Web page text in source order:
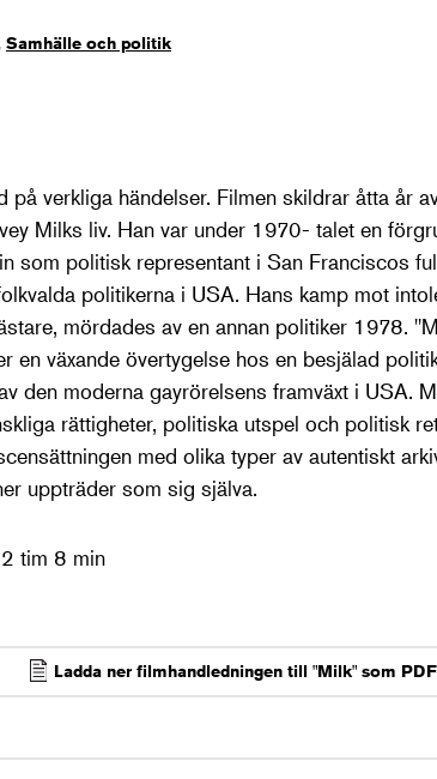
Samhälle och politik
verkliga händelser. Filmen skildrar åtta år
Milks liv. Han var under 1970- talet en
som politisk representant i San Franciscos
politikerna i USA. Hans kamp mot
mördades av en annan politiker 1978.
en växande övertygelse hos en besjälad
den moderna gayrörelsens framväxt i USA.
rättigheter, politiska utspel och politisk
med olika typer av autentiskt
uppträder som sig själva.
tim 8 min
Ladda ner filmhandledningen till "Milk" som PDF